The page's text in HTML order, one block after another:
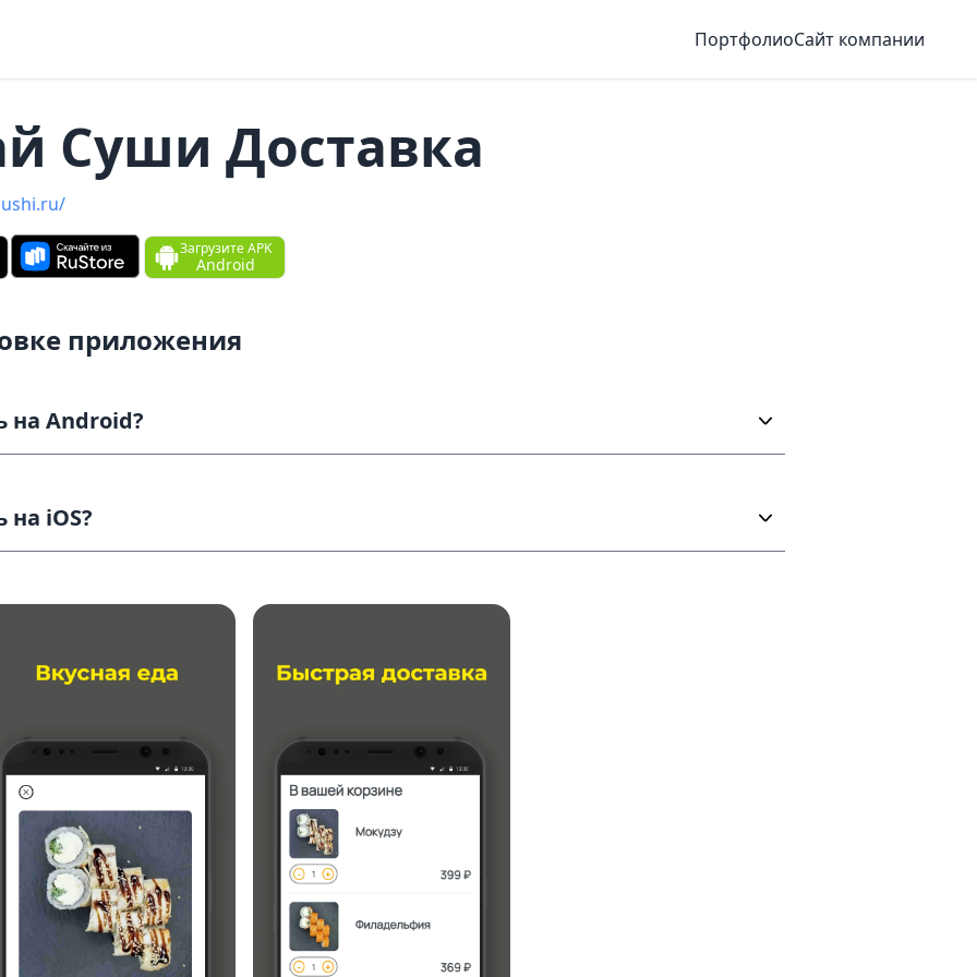
ПортфолиоСайт компании
Суши Доставка
Загрузите APK
Android
приложения
Как скачать и установить на Android?
на iOS?